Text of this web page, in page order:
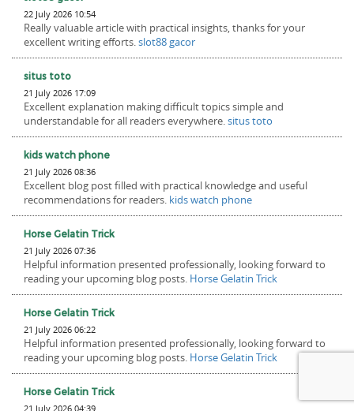
22 July 2026 10:54
Really valuable article with practical insights, thanks for your
excellent writing efforts.slot88 gacor
situs toto
21 July 2026 17:09
Excellent explanation making difficult topics simple and
understandable for all readers everywhere.situs toto
kids watch phone
21 July 2026 08:36
Excellent blog post filled with practical knowledge and useful
recommendations for readers. kids watch phone
Horse Gelatin Trick
21 July 2026 07:36
Helpful information presented professionally, looking forward to
reading your upcoming blog posts. Horse Gelatin Trick
Horse Gelatin Trick
21 July 2026 06:22
Helpful information presented professionally, looking forward to
reading your upcoming blog posts. Horse Gelatin Trick
Horse Gelatin Trick
21 July 2026 04:39